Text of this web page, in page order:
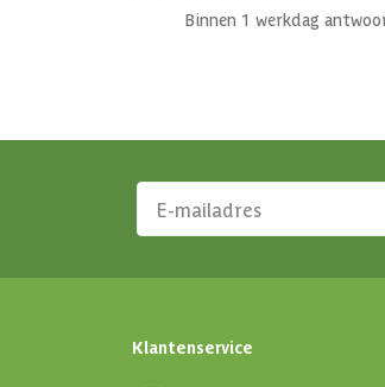
Binnen 1 werkdag
Klantenservice